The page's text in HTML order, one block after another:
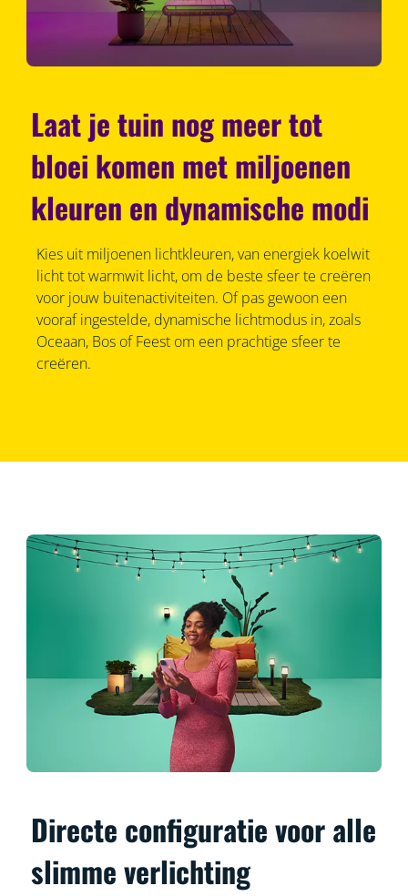
Laat je tuin nog meer tot
bloei komen met miljoenen
kleuren en dynamische modi
Kies uit miljoenen lichtkleuren, van energiek koelwit
licht tot warmwit licht, om de beste sfeer te creëren
voor jouw buitenactiviteiten. Of pas gewoon een
vooraf ingestelde, dynamische lichtmodus in, zoals
Oceaan, Bos of Feest om een prachtige sfeer te
creëren.
Directe configuratie voor alle
slimme verlichting